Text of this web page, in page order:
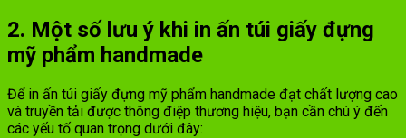
2. Một số lưu ý khi in ấn túi giấy đựng
mỹ phẩm handmade
Để in ấn túi giấy đựng mỹ phẩm handmade đạt chất lượng cao
và truyền tải được thông điệp thương hiệu, bạn cần chú ý đến
các yếu tố quan trọng dưới đây: